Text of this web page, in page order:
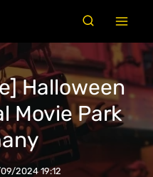
Halloween
Movie Park
2024 19:12